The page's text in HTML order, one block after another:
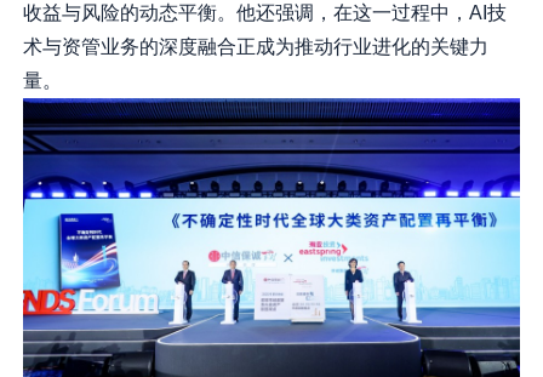
收益与风险的动态平衡。他还强调，在这一过程中，AI技
术与资管业务的深度融合正成为推动行业进化的关键力
量。